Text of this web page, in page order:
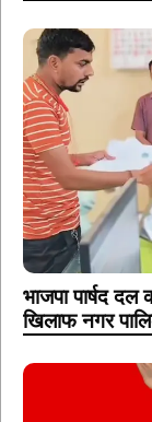
भाजपा पार्षद दल
खिलाफ नगर